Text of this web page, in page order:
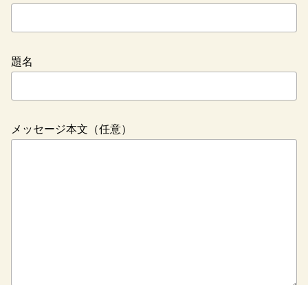
題名
メッセージ本文（任意）